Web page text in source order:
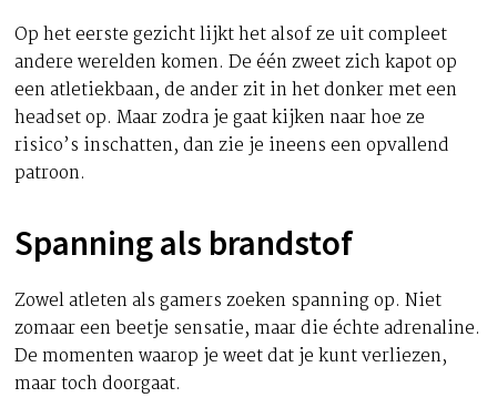
Op het eerste gezicht lijkt het alsof ze uit compleet
andere werelden komen. De één zweet zich kapot op
een atletiekbaan, de ander zit in het donker met een
headset op. Maar zodra je gaat kijken naar hoe ze
risico’s inschatten, dan zie je ineens een opvallend
patroon.
Spanning als brandstof
Zowel atleten als gamers zoeken spanning op. Niet
zomaar een beetje sensatie, maar die échte adrenaline.
De momenten waarop je weet dat je kunt verliezen,
maar toch doorgaat.